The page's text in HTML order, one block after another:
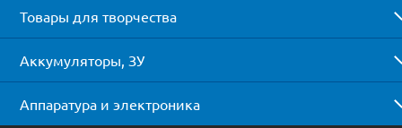
Товары для творчества
Аккумуляторы, ЗУ
Аппаратура и электроника